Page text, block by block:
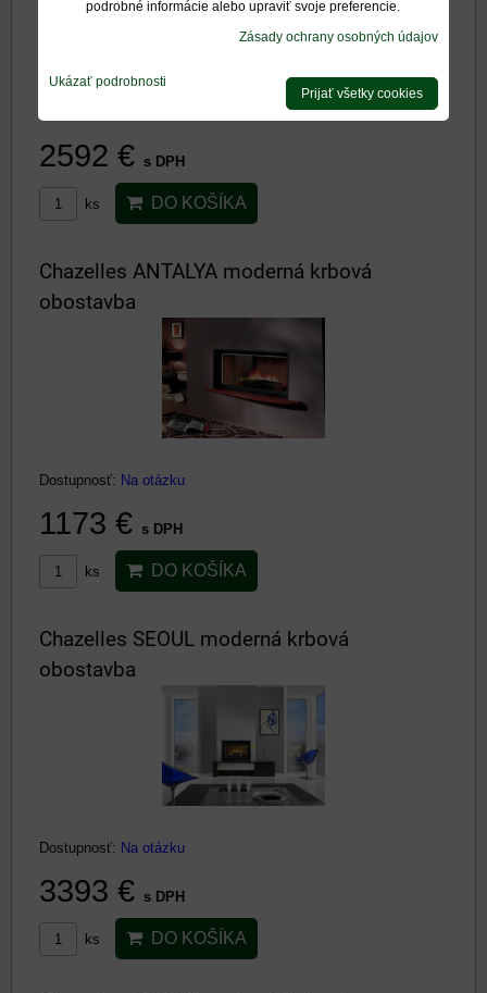
2592 € s DPH
ks DO KOŠÍKA
Chazelles ANTALYA moderná krbová
obostavba
Dostupnosť: Na otázku
1173 € s DPH
ks DO KOŠÍKA
Chazelles SEOUL moderná krbová
obostavba
Dostupnosť: Na otázku
3393 € s DPH
ks DO KOŠÍKA
podrobné informácie alebo upraviť svoje preferencie.
Zásady ochrany osobných údajov
Ukázať podrobnosti
Prijať všetky cookies